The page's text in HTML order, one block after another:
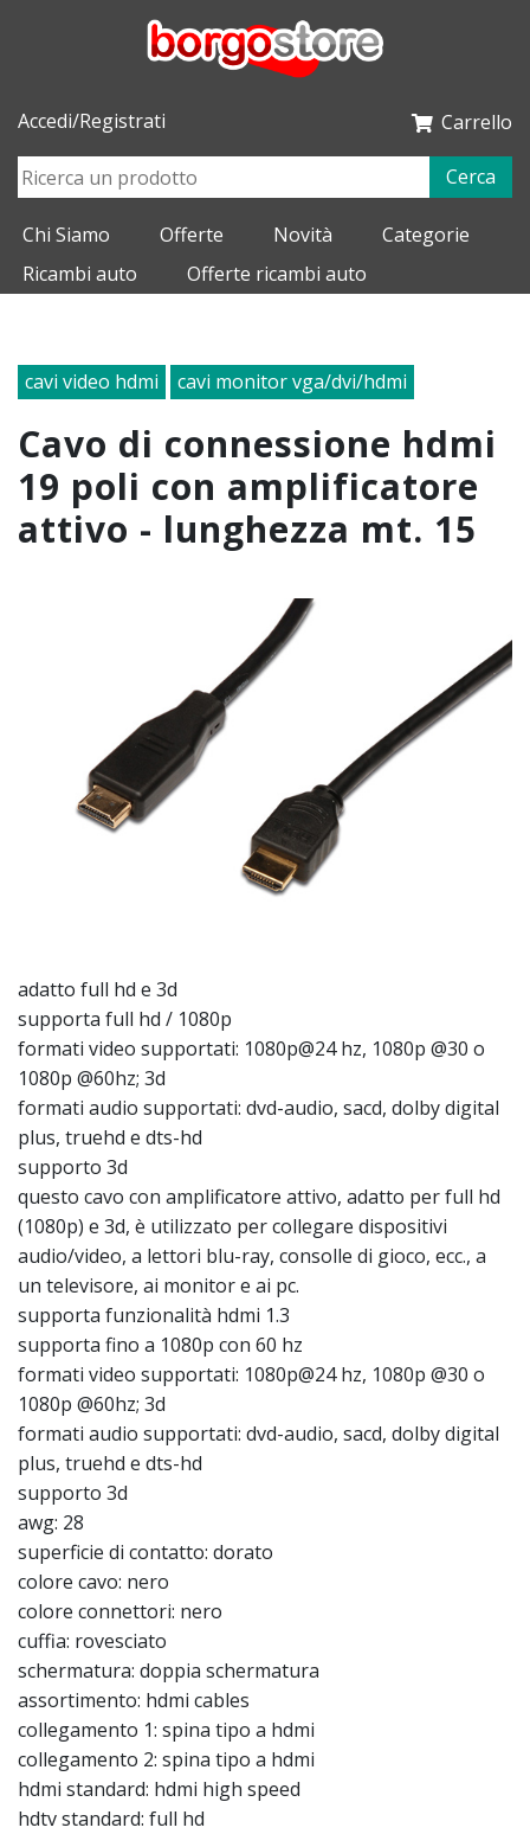
Accedi/Registrati Carrello
Cerca
Chi Siamo Offerte Novità
Categorie
Ricambi auto
Offerte ricambi auto
cavi video hdmi cavi monitor vga/dvi/hdmi
cavo di connessione hdmi
19 poli con amplificatore
attivo - lunghezza mt. 15
adatto full hd e 3d
supporta full hd / 1080p
formati video supportati: 1080p@24 hz, 1080p @30 o
1080p @60hz; 3d
formati audio supportati: dvd-audio, sacd, dolby digital
plus, truehd e dts-hd
supporto 3d
questo cavo con amplificatore attivo, adatto per full hd
(1080p) e 3d, è utilizzato per collegare dispositivi
audio/video, a lettori blu-ray, consolle di gioco, ecc., a
un televisore, ai monitor e ai pc.
supporta funzionalità hdmi 1.3
supporta fino a 1080p con 60 hz
formati video supportati: 1080p@24 hz, 1080p @30 o
1080p @60hz; 3d
formati audio supportati: dvd-audio, sacd, dolby digital
plus, truehd e dts-hd
supporto 3d
awg: 28
superficie di contatto: dorato
colore cavo: nero
colore connettori: nero
cuffia: rovesciato
schermatura: doppia schermatura
assortimento: hdmi cables
collegamento 1: spina tipo a hdmi
collegamento 2: spina tipo a hdmi
hdmi standard: hdmi high speed
hdtv standard: full hd